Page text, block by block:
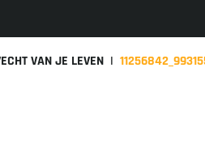
VAN JE LEVEN